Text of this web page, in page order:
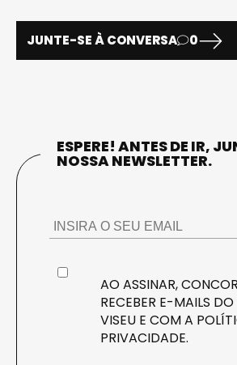
JUNTE-SE À CONVERSA 0
ESPERE! ANTES DE IR,
NOSSA NEWSLETTER.
AO ASSINAR,
RECEBER E-MAILS
VISEU E COM A
PRIVACIDADE.